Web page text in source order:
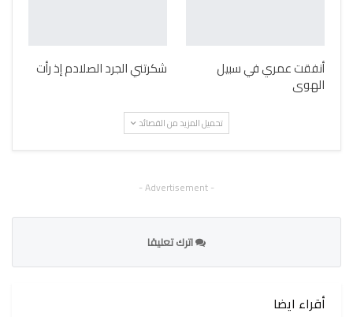
أنفقت عمري في سبيل
الهوى
شكرتني الجرد الصلادم إذ رأت
تحميل المزيد من القصائد
- Advertisement -
اترك تعليقا
أقراء ايضا